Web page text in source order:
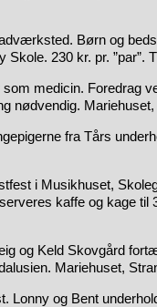
Børn og
230 kr. pr. ”par”.
som medicin. Foredrag
nødvendig. Mariehuset,
fra Tårs
i Musikhuset,
kaffe og kage til
og Keld Skovgård
Mariehuset,
Lonny og Bent